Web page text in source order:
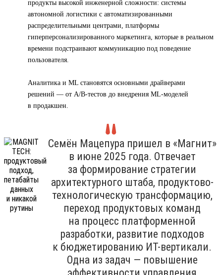
продукты высокой инженерной сложности: системы
автономной логистики с автоматизированными
распределительными центрами, платформы
гиперперсонализированного маркетинга, которые в реальном
времени подстраивают коммуникацию под поведение
пользователя.
Аналитика и ML становятся основными драйверами
решений — от A/B-тестов до внедрения ML-моделей
в продакшен.
Семён Мацепура пришел в «Магнит»
в июне 2025 года. Отвечает
за формирование стратегии
архитектурного штаба, продуктово-
технологическую трансформацию,
переход продуктовых команд
на процесс платформенной
разработки, развитие подходов
к бюджетированию ИТ-вертикали.
Одна из задач — повышение